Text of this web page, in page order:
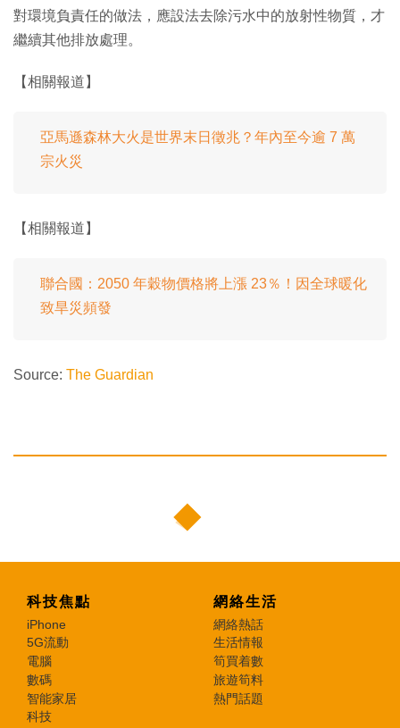
對環境負責任的做法，應設法去除污水中的放射性物質，才
繼續其他排放處理。
【相關報道】
亞馬遜森林大火是世界末日徵兆？年內至今逾 7 萬
宗火災
【相關報道】
聯合國：2050 年穀物價格將上漲 23％！因全球暖化
致旱災頻發
Source: The Guardian
科技焦點
iPhone
5G流動
電腦
數碼
智能家居
科技
網絡生活
網絡熱話
生活情報
筍買着數
旅遊筍料
熱門話題